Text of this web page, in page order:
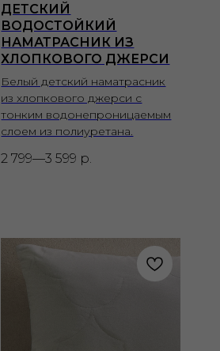
ДЕТСКИЙ
ВОДОСТОЙКИЙ
НАМАТРАСНИК ИЗ
ХЛОПКОВОГО ДЖЕРСИ
Белый детский наматрасник
из хлопкового джерси с
тонким водонепроницаемым
слоем из полиуретана.
2 799—3 599 р.